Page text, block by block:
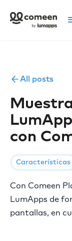
All posts
con
Características
Con Comeen
LumApps de
pantallas, en